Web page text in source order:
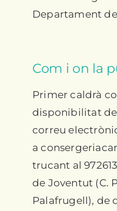
Departament
Com i on la
Primer caldrà
disponibilitat de
correu
a
trucant al
de Joventut (C.
Palafrugell), de